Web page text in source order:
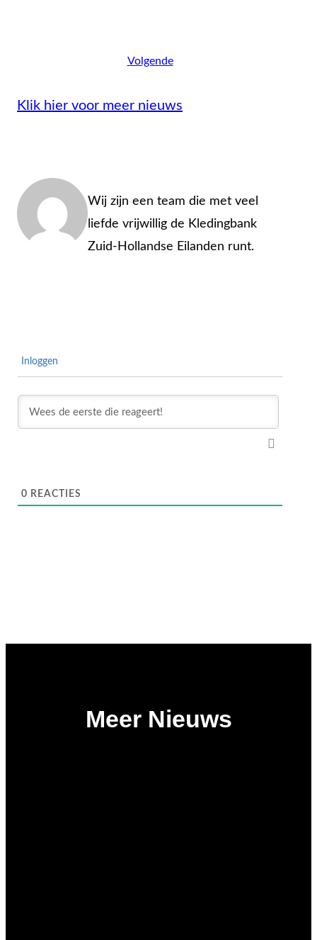
Volgende
Klik hier voor meer nieuws
Wij zijn een team die met veel
liefde vrijwillig de Kledingbank
Zuid-Hollandse Eilanden runt.
Inloggen
0 REACTIES
Meer Nieuws